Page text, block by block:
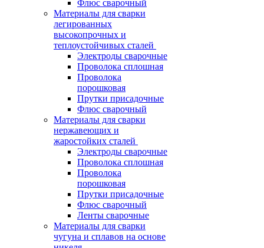
Флюс сварочный
Материалы для сварки
легированных
высокопрочных и
теплоустойчивых сталей
Электроды сварочные
Проволока сплошная
Проволока
порошковая
Прутки присадочные
Флюс сварочный
Материалы для сварки
нержавеющих и
жаростойких сталей
Электроды сварочные
Проволока сплошная
Проволока
порошковая
Прутки присадочные
Флюс сварочный
Ленты сварочные
Материалы для сварки
чугуна и сплавов на основе